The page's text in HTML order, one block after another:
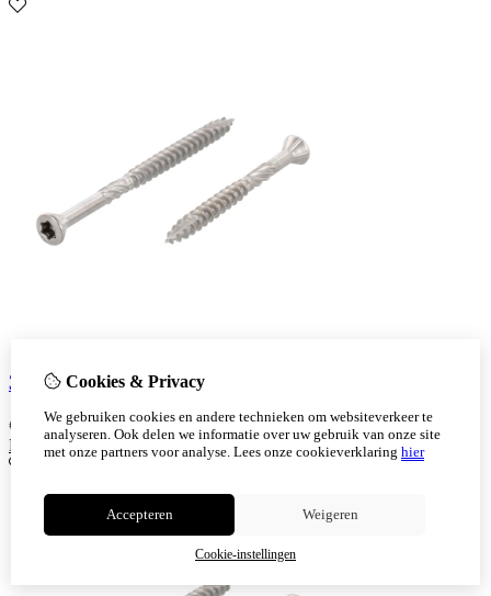
3,2x40/24 TX10 200 Stuks
€
9,03
Bestellen
Cookies & Privacy
We gebruiken cookies en andere technieken om websiteverkeer te
analyseren. Ook delen we informatie over uw gebruik van onze site
met onze partners voor analyse. Lees onze cookieverklaring hier
Accepteren Weigeren
Cookie-instellingen